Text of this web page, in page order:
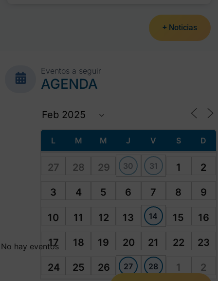
+ Noticias
Eventos a seguir
AGENDA
L M M J V S D
27 28 29 30 31 1 2
3 4 5 6 7 8 9
10 11 12 13 14 15 16
17 18 19 20 21 22 23
24 25 26 27 28 1 2
No hay eventos